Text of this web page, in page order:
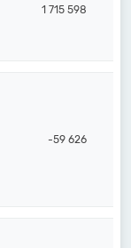
1 715 598
-59 626